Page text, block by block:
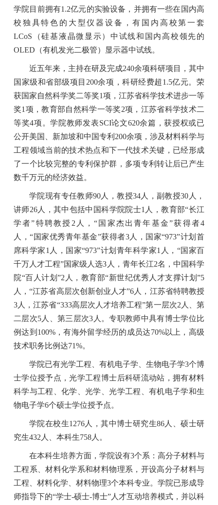
学院目前拥有1.2亿元的实验设备，并拥有一些在国内高
校独具特色的大型仪器设备，有国内高校第一套
LCoS （硅基液晶微显示）中试线和国内高校领先的
OLED （有机发光二极管）显示器中试线。
近五年来，主持在研及完成240余项科研项目，其中
国家级和省部级项目 200余项，科研经费超 1.5亿元。荣
获国家自然科学奖二等奖1项，江苏省科学技术进步一等
奖1 项，教育部自然科学一等奖2项，江苏省科学技术二
等奖4项。学院教师发表SCI论文620余篇，获授权或已
公开美国、新加坡和中国专利 200余项，涉及材料科学与
工程领域当前的技术热点和下一代技术关键，已经形成
了一个比较完整的专利保护群，多项专利转让后已产生
数千万元的经济效益。
学院现有专任教师90 人，教授34人，副教授30 人，
讲师26人，其中包括中国科学院院士1 人，教育部“长江
学者”特聘教授 2 人，“国家杰出青年基金”获得者4
人，“国家优秀青年基金”获得者3人，国家“973”计划首
席科学家1 人，国家“973”计划青年科学家1 人，“国家百
千万人才工程”国家级人选3 人， 青年长江2名，中国科学
院“百人计划”2 人，教育部“新世纪优秀人才支撑计划”5
人，“江苏省高层次创新创业人才”6 人，江苏省特聘教授
3 人，江苏省“333高层次人才培养工程”第一层次2 人、第
二层次5 人、第三层次3 人。专职教师中具有博士学位比
例达到 100%，有海外留学经历的成员达70%以上，高级
技术职务比例达71%。
学院已有光学工程、有机电子学、生物电子学3个博
士学位授予点，光学工程博士后科研流动站，拥有材料
科学与工程、化学、光学、光学工程、有机电子学和生
物电子学6个硕士学位授予点。
学院在校生1276 人，其中博士研究生86 人、硕士研
究生432 人、本科生758 人。
在本科生培养方面，学院设有3个系：高分子材料与
工程系、材料化学系和材料物理系，开设高分子材料与
工程、材料化学、材料物理3个本科专业。学院已形成导
师指导下的“学士-硕士-博士”人才互动培养模式，并以科